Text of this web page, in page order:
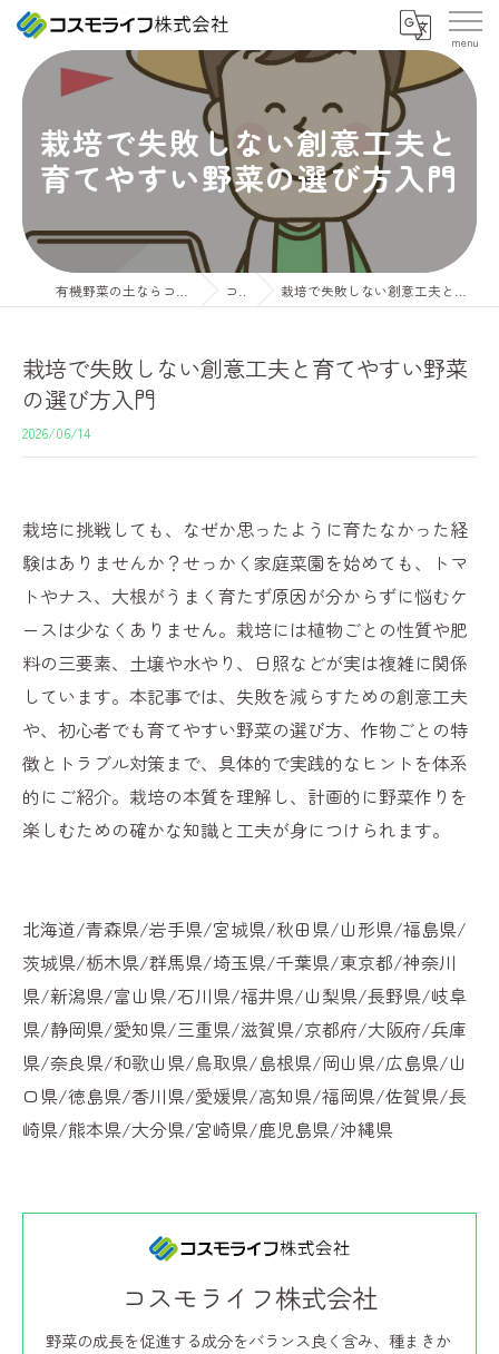
栽培で失敗しない創意工夫と
育てやすい野菜の選び方入門
コラム 栽培で失敗しない創意工夫と育てやすい野菜の選び方入門
栽培で失敗しない創意工夫と育てやすい野菜
の選び方入門
2026/06/14
栽培に挑戦しても、なぜか思ったように育たなかった経
験はありませんか？せっかく家庭菜園を始めても、トマ
トやナス、大根がうまく育たず原因が分からずに悩むケ
ースは少なくありません。栽培には植物ごとの性質や肥
料の三要素、土壌や水やり、日照などが実は複雑に関係
しています。本記事では、失敗を減らすための創意工夫
や、初心者でも育てやすい野菜の選び方、作物ごとの特
徴とトラブル対策まで、具体的で実践的なヒントを体系
的にご紹介。栽培の本質を理解し、計画的に野菜作りを
楽しむための確かな知識と工夫が身につけられます。
北海道/青森県/岩手県/宮城県/秋田県/山形県/福島県/
茨城県/栃木県/群馬県/埼玉県/千葉県/東京都/神奈川
県/新潟県/富山県/石川県/福井県/山梨県/長野県/岐阜
県/静岡県/愛知県/三重県/滋賀県/京都府/大阪府/兵庫
県/奈良県/和歌山県/鳥取県/島根県/岡山県/広島県/山
口県/徳島県/香川県/愛媛県/高知県/福岡県/佐賀県/長
崎県/熊本県/大分県/宮崎県/鹿児島県/沖縄県
コスモライフ株式会社
野菜の成長を促進する成分をバランス良く含み、種まきか